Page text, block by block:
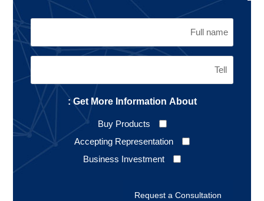
Get More Information About :
Buy Products
Accepting Representation
Business Investment